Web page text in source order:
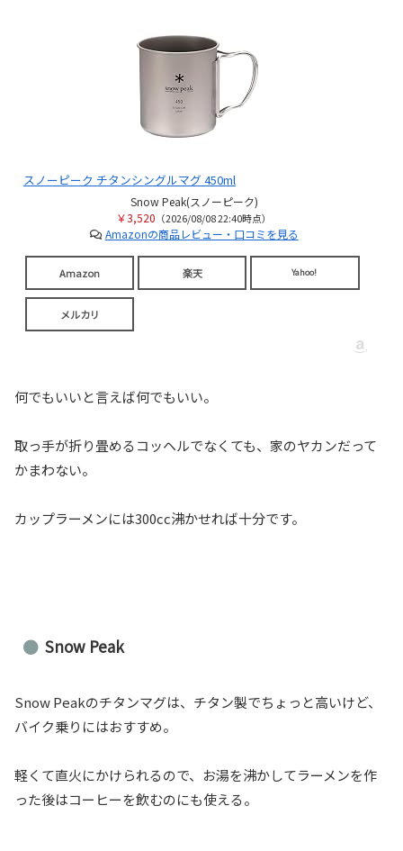
スノーピーク チタンシングルマグ 450ml
Snow Peak(スノーピーク)
￥3,520 （2026/08/08 22:40時点）
Amazonの商品レビュー・口コミを見る
Amazon 楽天 Yahoo!
メルカリ
何でもいいと言えば何でもいい。
取っ手が折り畳めるコッヘルでなくても、家のヤカンだって
かまわない。
カップラーメンには300cc沸かせれば十分です。
Snow Peak
Snow Peakのチタンマグは、チタン製でちょっと高いけど、
バイク乗りにはおすすめ。
軽くて直火にかけられるので、お湯を沸かしてラーメンを作
った後はコーヒーを飲むのにも使える。